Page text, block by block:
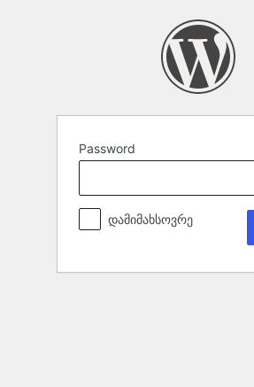
Password
დამიმახსოვრე